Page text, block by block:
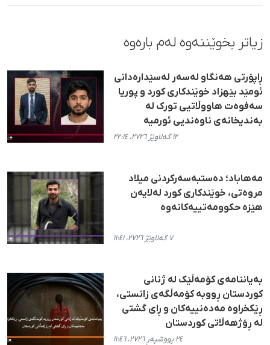
زیاتر بخوێننەوە لەم بارەوە
ڕاپۆرتی هەنگاو لەسەر لەسێدارەدانی
ئومێد بێهزاد خوێندکاری کورد و پوریا
سەفوەت هاووڵاتیی تورک لە
بەندیخانەی ناوەندیی ئورمیە
١٢ گەلاوێژ ٢٧٢٦، ٢٢:١٤
مەهاباد؛ دەستبەسەرکردنی میلاد
مروەتی، خوێندکاری کورد لەلایەن
هێزە حکوومەتییەکانەوە
٧ گەلاوێژ ٢٧٢٦، ١١:٤١
بەیاننامەی کۆمەڵێک لە ژنانی
کوردستان ڕووبە کۆمەڵگەی زانستی،
ڕێکخراوە مەدەنییەکان و ڕای گشتی
لە ڕۆژهەڵاتی کوردستان
٢٤ پووشپەڕ ٢٧٢٦، ١١:٤٦